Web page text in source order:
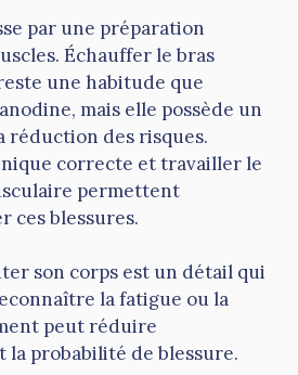
par une préparation
Échauffer le bras
une habitude que
mais elle possède un
réduction des risques.
correcte et travailler le
permettent
ces blessures.
son corps est un détail qui
la fatigue ou la
peut réduire
la probabilité de blessure.